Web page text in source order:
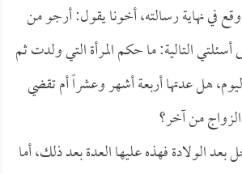
في نهاية رسالته، أخونا يقول: أرجو من
التالية: ما حكم المرأة التي ولدت ثم
هل عدتها أربعة أشهر وعشراً أم تقضي
من آخر؟
الولادة فهذه عليها العدة بعد ذلك، أما